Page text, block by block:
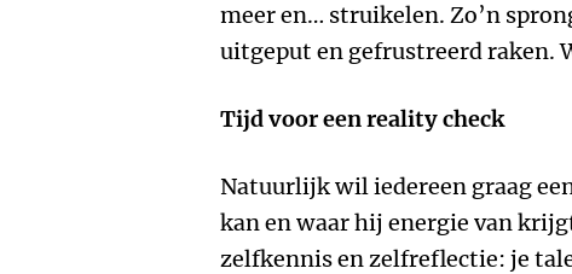
meer en… struikelen. Zo’n
uitgeput en gefrustreerd raken.
Tijd voor een reality check
Natuurlijk wil iedereen graag
kan en waar hij energie van
zelfkennis en zelfreflectie: je